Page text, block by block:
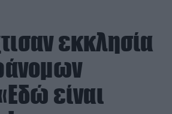
εκκλησία
είναι